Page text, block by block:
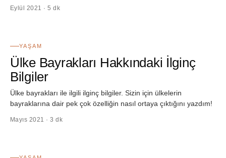
Eylül 2021 · 5 dk
YAŞAM
Ülke Bayrakları Hakkındaki İlginç
Bilgiler
Ülke bayrakları ile ilgili ilginç bilgiler. Sizin için ülkelerin
bayraklarına dair pek çok özelliğin nasıl ortaya çıktığını yazdım!
Mayıs 2021 · 3 dk